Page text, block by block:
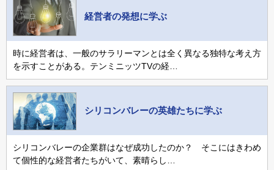
経営者の発想に学ぶ
時に経営者は、一般のサラリーマンとは全く異なる独特な考え方
を示すことがある。テンミニッツTVの経…
シリコンバレーの英雄たちに学ぶ
シリコンバレーの企業群はなぜ成功したのか？ そこにはきわめ
て個性的な経営者たちがいて、素晴らし…